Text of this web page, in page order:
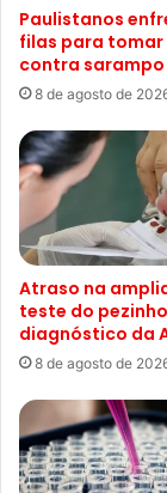
Paulistanos
filas para tomar
contra sarampo
8 de agosto de
Atraso na
teste do
diagnóstico da
8 de agosto de